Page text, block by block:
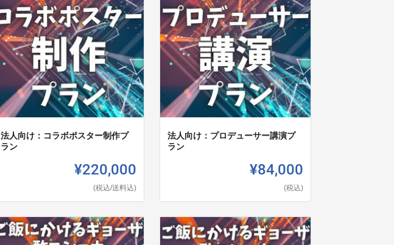
法人向け：コラボポスター制作プ
ラン
¥220,000
(税込/送料込)
法人向け：プロデューサー講演プ
ラン
¥84,000
(税込)